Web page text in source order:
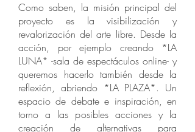
Como saben, la misión principal del
proyecto es la visibilización y
revalorización del arte libre. Desde la
acción, por ejemplo creando *LA
LUNA* -sala de espectáculos online- y
queremos hacerlo también desde la
reflexión, abriendo *LA PLAZA*. Un
espacio de debate e inspiración, en
torno a las posibles acciones y la
creación de alternativas para